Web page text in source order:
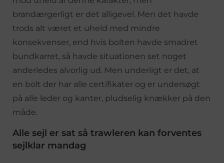
brandærgerligt er det alligevel. Men det havde
trods alt været et uheld med mindre
konsekvenser, end hvis bolten havde smadret
bundkarret, så havde situationen set noget
anderledes alvorlig ud. Men underligt er det, at
en bolt der har alle certifikater og er undersøgt
på alle leder og kanter, pludselig knækker på den
måde.
Alle sejl er sat så trawleren kan forventes
sejlklar mandag